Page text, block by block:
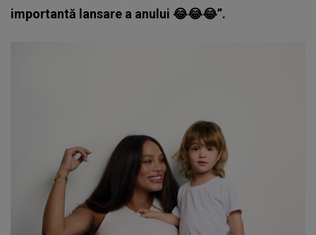
importantă lansare a anului 😂😂😂”.